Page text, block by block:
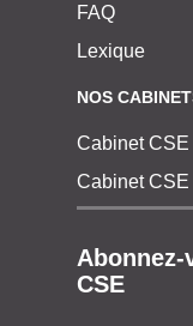
FAQ
Lexique
NOS
Cabinet
Cabinet CSE
CSE